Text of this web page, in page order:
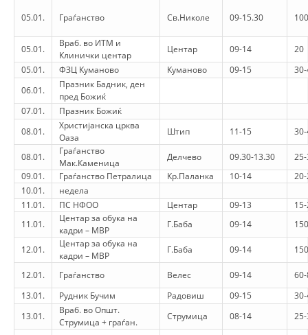
HISTORY OF MOVEMENT
HISTORY OF THE RCRM
ORGANISATION STRUCTURE
MEMBERSHIP IN PROFESSIONAL STRUCTURES
LAW OF MACEDONIAN RED CROSS
STATUTE OF THE MRC
ORGANIZATIONAL DEVELOPMENT
EXECUTIVE BOARD
05.01. Граѓанство Св.Николе 09-15.30
05.01.
Враб. во ИТМ и
Клинички центар
Центар 09-14
20
05.01.
ФЗЦ Куманово Куманово 09-15
06.01.
Празник Бадник, ден
пред Божиќ
07.01.
Празник Божиќ
08.01.
Христијанска црква
Оаза
Штип 11-15
08.01.
Граѓанство
Мак.Каменица
Делчево 09.30-13.30
09.01.
Граѓанство Петралица Кр.Паланка 10-14
10.01.
недела
11.01.
ПС НФОО Центар 09-13
11.01.
Центар за обука на
кадри – МВР
Г.Баба 09-14
12.01.
Центар за обука на
кадри – МВР
Г.Баба 09-14
12.01. Граѓанство Велес 09-14
13.01.
Рудник Бучим Радовиш 09-15
13.01.
Враб. во Општ.
Струмица + граѓан.
Струмица 08-14